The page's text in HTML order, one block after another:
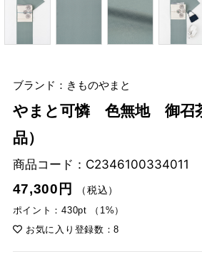
ブランド：きものやまと
やまと可憐 色無地 御召
品）
商品コード： C2346100334011
47,300円
（税込）
ポイント：430pt （1%）
お気に入り登録数：8